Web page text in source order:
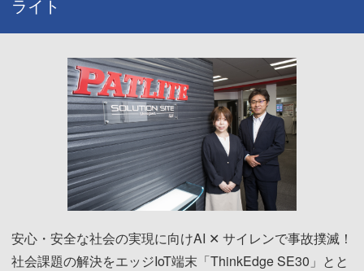
ライト
安心・安全な社会の実現に向けAI ✕ サイレンで事故撲滅！
社会課題の解決をエッジIoT端末「ThinkEdge SE30」とと